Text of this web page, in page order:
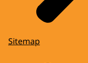
Sitemap